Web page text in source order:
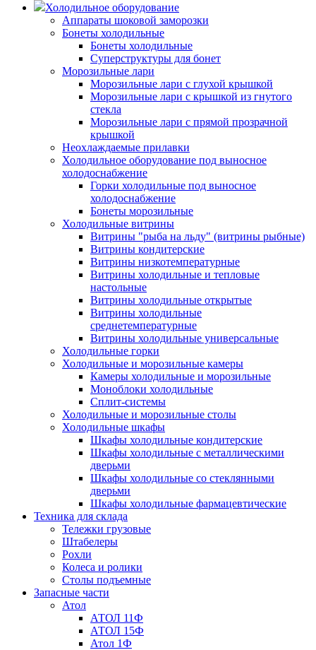
Холодильное оборудование
Аппараты шоковой заморозки
Бонеты холодильные
Бонеты холодильные
Суперструктуры для бонет
Морозильные лари
Морозильные лари с глухой крышкой
Морозильные лари с крышкой из гнутого
стекла
Морозильные лари с прямой прозрачной
крышкой
Неохлаждаемые прилавки
Холодильное оборудование под выносное
холодоснабжение
Горки холодильные под выносное
холодоснабжение
Бонеты морозильные
Холодильные витрины
Витрины "рыба на льду" (витрины рыбные)
Витрины кондитерские
Витрины низкотемпературные
Витрины холодильные и тепловые
настольные
Витрины холодильные открытые
Витрины холодильные
среднетемпературные
Витрины холодильные универсальные
Холодильные горки
Холодильные и морозильные камеры
Камеры холодильные и морозильные
Моноблоки холодильные
Сплит-системы
Холодильные и морозильные столы
Холодильные шкафы
Шкафы холодильные кондитерские
Шкафы холодильные с металлическими
дверьми
Шкафы холодильные со стеклянными
дверьми
Шкафы холодильные фармацевтические
Техника для склада
Тележки грузовые
Штабелеры
Рохли
Колеса и ролики
Столы подъемные
Запасные части
Атол
АТОЛ 11Ф
АТОЛ 15Ф
Атол 1Ф